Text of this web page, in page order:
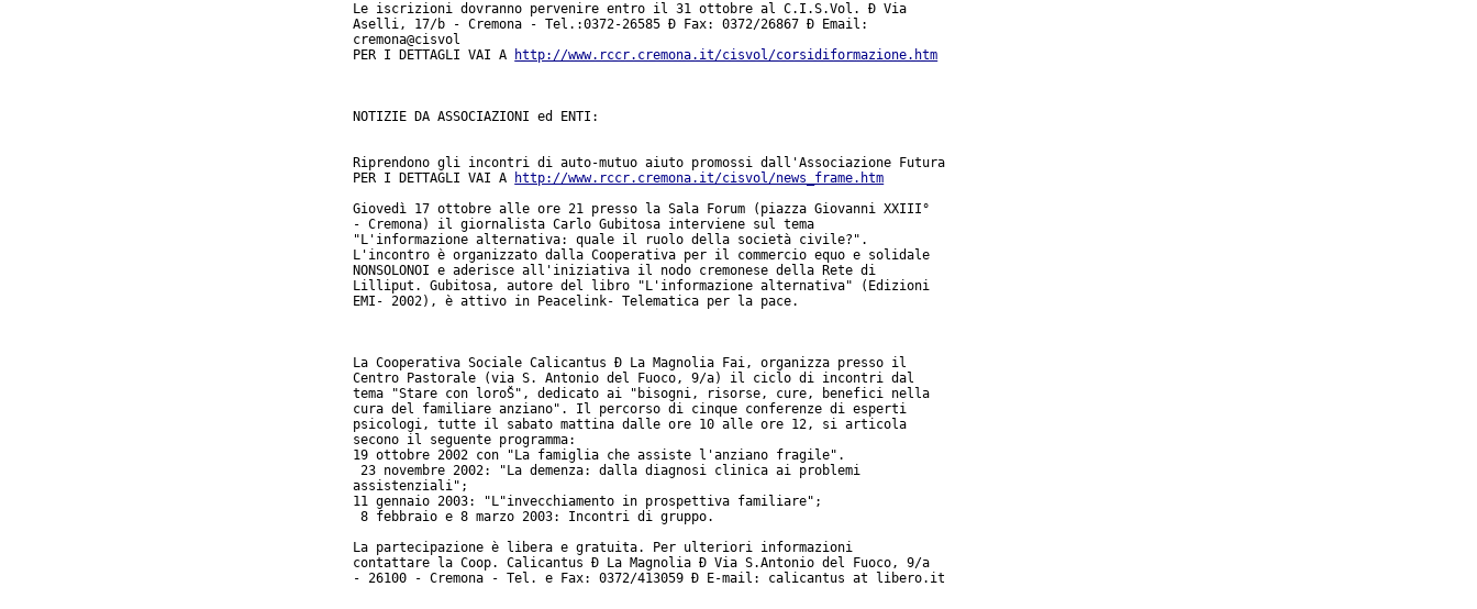
Le iscrizioni dovranno pervenire entro il 31 ottobre al C.I.S.Vol. Ð Via
Aselli, 17/b - Cremona - Tel.:0372-26585 Ð Fax: 0372/26867 Ð Email:
cremona@cisvol
PER I DETTAGLI VAI A
http://www.rccr.cremona.it/cisvol/corsidiformazione.htm
NOTIZIE DA ASSOCIAZIONI ed ENTI:
Riprendono gli incontri di auto-mutuo aiuto promossi dall'Associazione Futura
PER I DETTAGLI VAI A
http://www.rccr.cremona.it/cisvol/news_frame.htm
Giovedì 17 ottobre alle ore 21 presso la Sala Forum (piazza Giovanni XXIII°
- Cremona) il giornalista Carlo Gubitosa interviene sul tema
"L'informazione alternativa: quale il ruolo della società civile?".
L'incontro è organizzato dalla Cooperativa per il commercio equo e solidale
NONSOLONOI e aderisce all'iniziativa il nodo cremonese della Rete di
Lilliput. Gubitosa, autore del libro "L'informazione alternativa" (Edizioni
EMI- 2002), è attivo in Peacelink- Telematica per la pace.
La Cooperativa Sociale Calicantus Ð La Magnolia Fai, organizza presso il
Centro Pastorale (via S. Antonio del Fuoco, 9/a) il ciclo di incontri dal
tema "Stare con loroŠ", dedicato ai "bisogni, risorse, cure, benefici nella
cura del familiare anziano". Il percorso di cinque conferenze di esperti
psicologi, tutte il sabato mattina dalle ore 10 alle ore 12, si articola
secono il seguente programma:
19 ottobre 2002 con "La famiglia che assiste l'anziano fragile".
23 novembre 2002: "La demenza: dalla diagnosi clinica ai problemi
assistenziali";
11 gennaio 2003: "L"invecchiamento in prospettiva familiare";
8 febbraio e 8 marzo 2003: Incontri di gruppo.
La partecipazione è libera e gratuita. Per ulteriori informazioni
contattare la Coop. Calicantus Ð La Magnolia Ð Via S.Antonio del Fuoco, 9/a
- 26100 - Cremona - Tel. e Fax: 0372/413059 Ð E-mail: calicantus at libero.it